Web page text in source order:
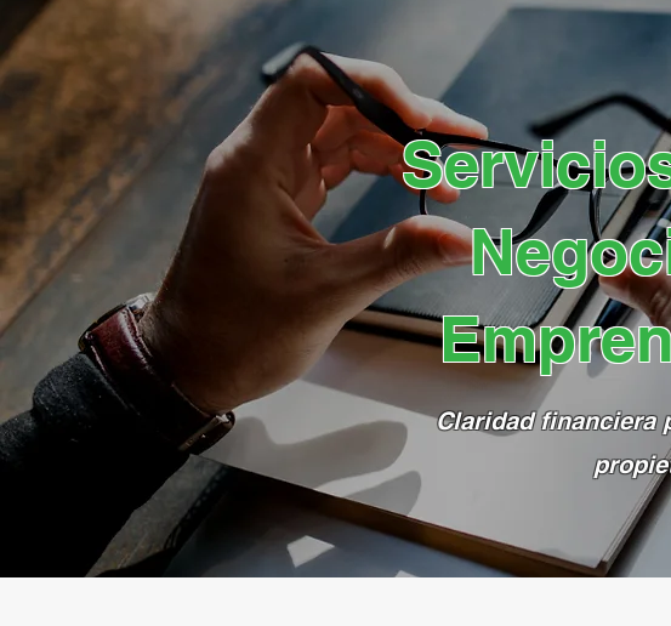
Claridad financiera